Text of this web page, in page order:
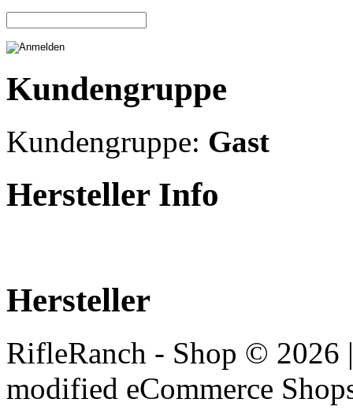
Kundengruppe
Kundengruppe: Gast
Hersteller Info
Hersteller
RifleRanch - Shop © 2026
modified eCommerce